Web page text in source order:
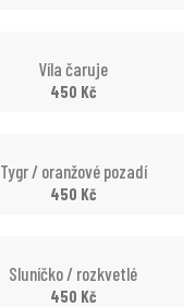
Víla čaruje
450 Kč
Tygr / oranžové pozadí
450 Kč
Sluníčko / rozkvetlé
450 Kč